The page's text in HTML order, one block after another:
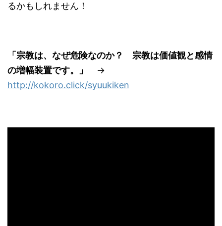
るかもしれません！
「宗教は、なぜ危険なのか？ 宗教は価値観と感情
の増幅装置です。」
→
http://kokoro.click/syuukiken